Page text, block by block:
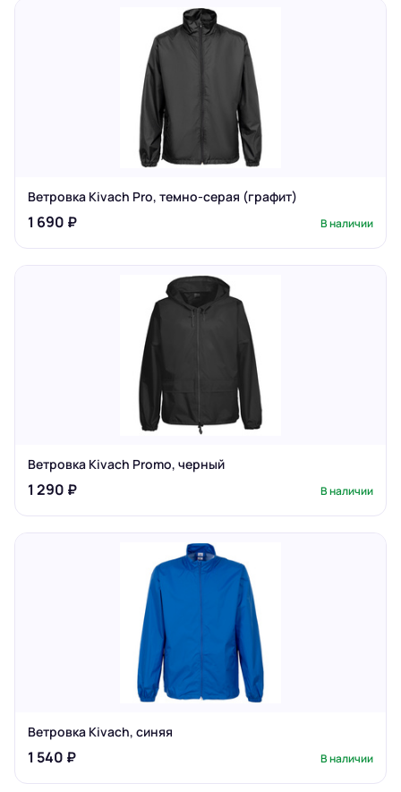
Ветровка Kivach Pro, темно-серая (графит)
1 690 ₽ В наличии
Ветровка Kivach Promo, черный
1 290 ₽ В наличии
Ветровка Kivach, синяя
1 540 ₽ В наличии